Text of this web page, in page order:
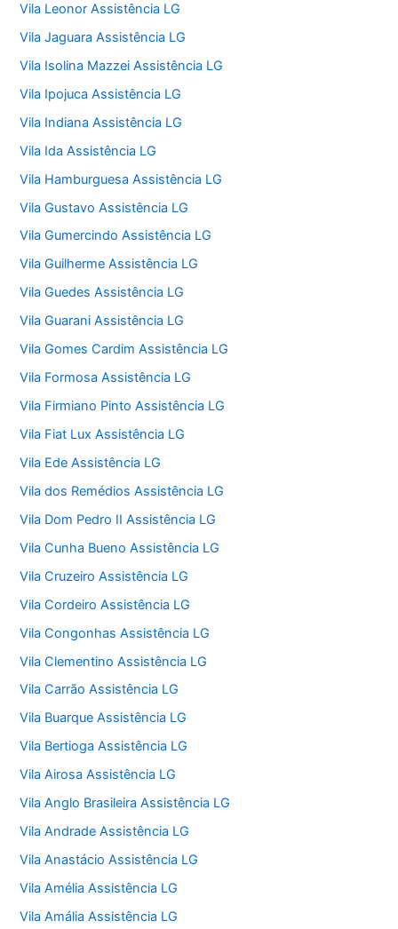
Vila Leonor Assistência LG
Vila Jaguara Assistência LG
Vila Isolina Mazzei Assistência LG
Vila Ipojuca Assistência LG
Vila Indiana Assistência LG
Vila Ida Assistência LG
Vila Hamburguesa Assistência LG
Vila Gustavo Assistência LG
Vila Gumercindo Assistência LG
Vila Guilherme Assistência LG
Vila Guedes Assistência LG
Vila Guarani Assistência LG
Vila Gomes Cardim Assistência LG
Vila Formosa Assistência LG
Vila Firmiano Pinto Assistência LG
Vila Fiat Lux Assistência LG
Vila Ede Assistência LG
Vila dos Remédios Assistência LG
Vila Dom Pedro II Assistência LG
Vila Cunha Bueno Assistência LG
Vila Cruzeiro Assistência LG
Vila Cordeiro Assistência LG
Vila Congonhas Assistência LG
Vila Clementino Assistência LG
Vila Carrão Assistência LG
Vila Buarque Assistência LG
Vila Bertioga Assistência LG
Vila Airosa Assistência LG
Vila Anglo Brasileira Assistência LG
Vila Andrade Assistência LG
Vila Anastácio Assistência LG
Vila Amélia Assistência LG
Vila Amália Assistência LG